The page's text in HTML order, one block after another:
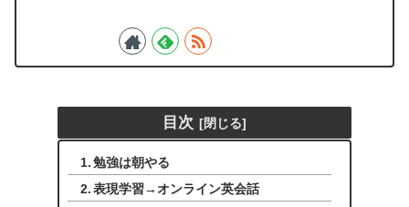
目次
勉強は朝やる
表現学習→オンライン英会話